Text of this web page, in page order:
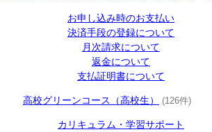
お申し込み時のお支払い
決済手段の登録について
月次請求について
返金について
支払証明書について
高校グリーンコース（高校生） (126件)
カリキュラム・学習サポート